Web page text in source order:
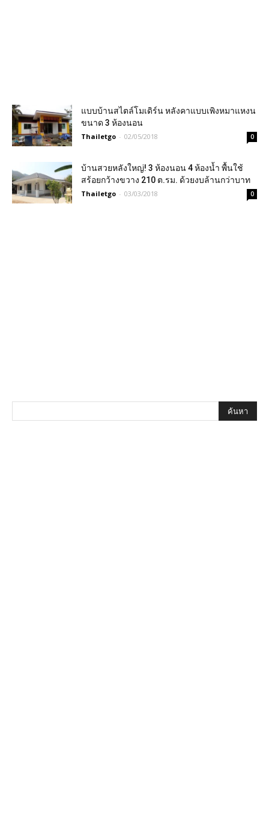
แบบบ้านสไตล์โมเดิร์น หลังคาแบบเพิงหมาแหงน
ขนาด 3 ห้องนอน
Thailetgo - 02/05/2018 0
บ้านสวยหลังใหญ่! 3 ห้องนอน 4 ห้องน้ำ พื้นใช้
สร้อยกว้างขวาง 210 ต.รม. ด้วยงบล้านกว่าบาท
Thailetgo - 03/03/2018 0